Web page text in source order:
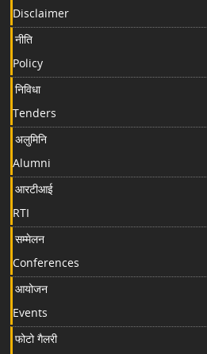
Disclaimer
नीति
Policy
निविधा
Tenders
अलुमिनि
Alumni
आरटीआई
RTI
सम्मेलन
Conferences
आयोजन
Events
फोटो गैलरी